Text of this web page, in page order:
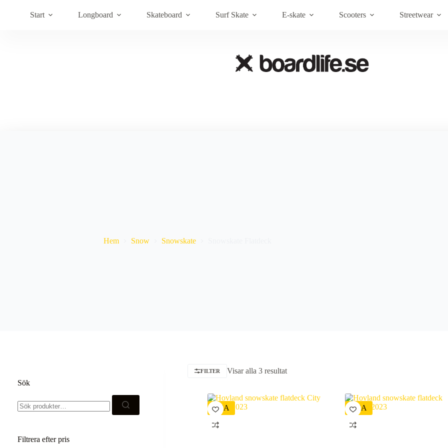
Brands Om Boardlife
Start Longboard Skateboard Surf Skate E-skate Scooters Streetwear
Hem Snow Snowskate
FILTER Visar alla 3 resultatSortera
REA REA
Sök
efter:
Filtrera efter pris